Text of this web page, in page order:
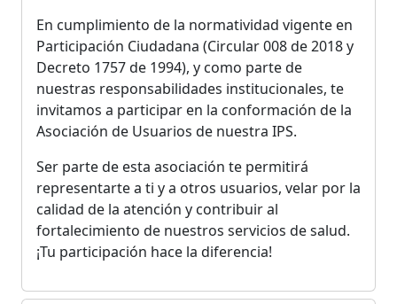
En cumplimiento de la normatividad vigente en
Participación Ciudadana (Circular 008 de 2018 y
Decreto 1757 de 1994), y como parte de
nuestras responsabilidades institucionales, te
invitamos a participar en la conformación de la
Asociación de Usuarios de nuestra IPS.
Ser parte de esta asociación te permitirá
representarte a ti y a otros usuarios, velar por la
calidad de la atención y contribuir al
fortalecimiento de nuestros servicios de salud.
¡Tu participación hace la diferencia!